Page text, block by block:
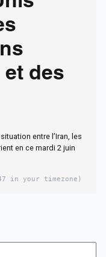
des
entre l’Iran, les
en ce mardi 2 juin
in your timezone)